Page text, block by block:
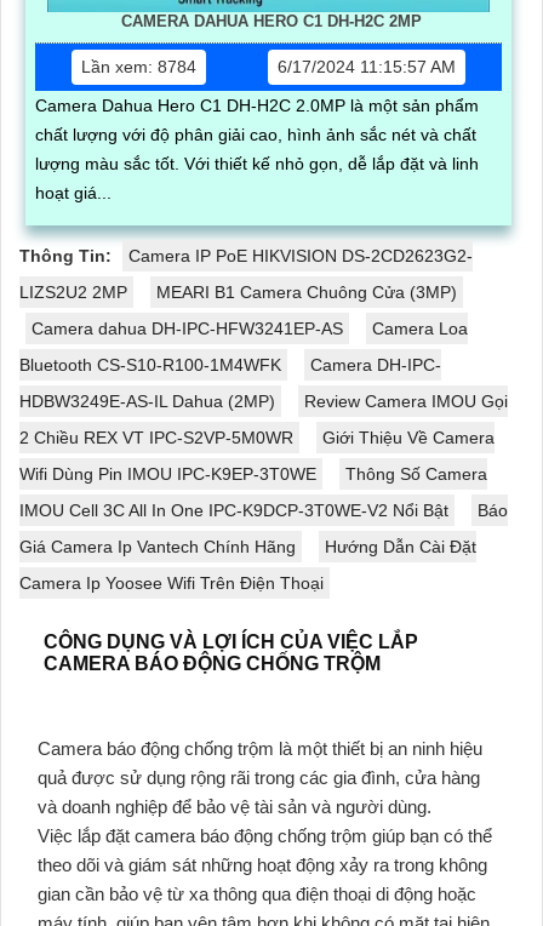
CAMERA DAHUA HERO C1 DH-H2C 2MP
Lần xem: 8784
6/17/2024 11:15:57 AM
Camera Dahua Hero C1 DH-H2C 2.0MP là một sản phẩm
chất lượng với độ phân giải cao, hình ảnh sắc nét và chất
lượng màu sắc tốt. Với thiết kế nhỏ gọn, dễ lắp đặt và linh
hoạt giá...
Thông Tin:
Camera IP PoE HIKVISION DS-2CD2623G2-
LIZS2U2 2MP
MEARI B1 Camera Chuông Cửa (3MP)
Camera dahua DH-IPC-HFW3241EP-AS
Camera Loa
Bluetooth CS-S10-R100-1M4WFK
Camera DH-IPC-
HDBW3249E-AS-IL Dahua (2MP)
Review Camera IMOU Gọi
2 Chiều REX VT IPC-S2VP-5M0WR
Giới Thiệu Về Camera
Wifi Dùng Pin IMOU IPC-K9EP-3T0WE
Thông Số Camera
IMOU Cell 3C All In One IPC-K9DCP-3T0WE-V2 Nổi Bật
Báo
Giá Camera Ip Vantech Chính Hãng
Hướng Dẫn Cài Đặt
Camera Ip Yoosee Wifi Trên Điện Thoại
CÔNG DỤNG VÀ LỢI ÍCH CỦA VIỆC LẮP
CAMERA BÁO ĐỘNG CHỐNG TRỘM
Camera báo động chống trộm là một thiết bị an ninh hiệu
quả được sử dụng rộng rãi trong các gia đình, cửa hàng
và doanh nghiệp để bảo vệ tài sản và người dùng.
Việc lắp đặt camera báo động chống trộm giúp bạn có thể
theo dõi và giám sát những hoạt động xảy ra trong không
gian cần bảo vệ từ xa thông qua điện thoại di động hoặc